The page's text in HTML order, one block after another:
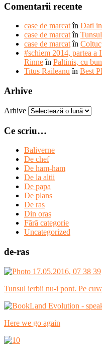
Comentarii recente
case de marcatîn Dati
case de marcatîn
case de marcatîn
#schiem 2014, partea a
Rinneîn Paltinis, cu
Titus Raileanuîn Best
Arhive
Arhive
Ce scriu…
Baliverne
De chef
De ham-ham
De la altii
De papa
De plans
De ras
Din oras
Fără categorie
Uncategorized
de-ras
Tunsul ierbii nu-i pont. Pe
Here we go again